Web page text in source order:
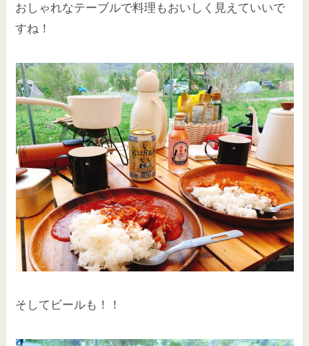
おしゃれなテーブルで料理もおいしく見えていいで
すね！
そしてビールも！！